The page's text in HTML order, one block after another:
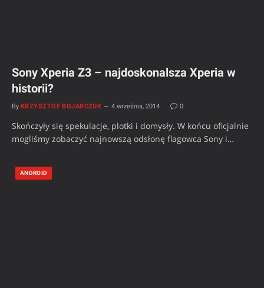
Sony Xperia Z3 – najdoskonalsza Xperia w
historii?
By KRZYSZTOF BOJARCZUK 4 września, 2014 0
Skończyły się spekulacje, plotki i domysły. W końcu oficjalnie
mogliśmy zobaczyć najnowszą odsłonę flagowca Sony i…
ANDROID